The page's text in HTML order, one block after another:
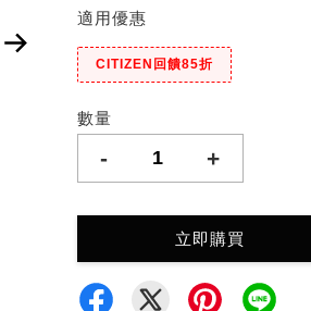
適用優惠
CITIZEN回饋85折
數量
- +
立即購買